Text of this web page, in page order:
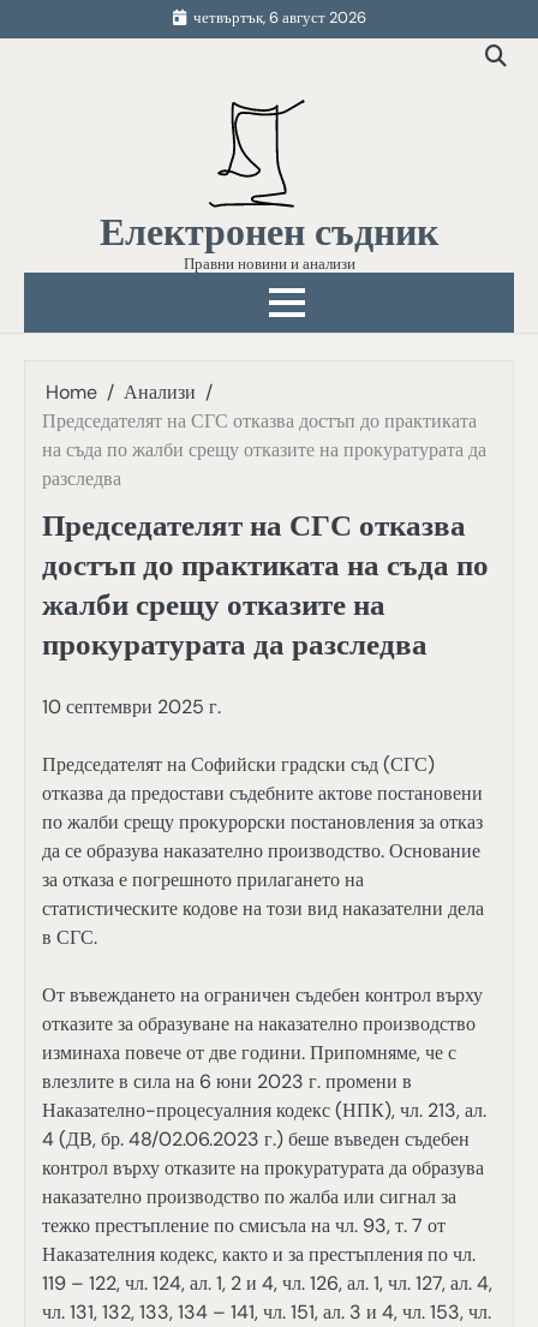
to
четвъртък, 6 август 2026
Електронен съдник
Правни новини и анализи
Home
Анализи
Председателят на СГС отказва достъп до практиката
на съда по жалби срещу отказите на прокуратурата да
разследва
Председателят на СГС отказва
достъп до практиката на съда по
жалби срещу отказите на
прокуратурата да разследва
10 септември 2025 г.
Председателят на Софийски градски съд (СГС)
отказва да предостави съдебните актове постановени
по жалби срещу прокурорски постановления за отказ
да се образува наказателно производство. Основание
за отказа е погрешното прилагането на
статистическите кодове на този вид наказателни дела
в СГС.
От въвеждането на ограничен съдебен контрол върху
отказите за образуване на наказателно производство
изминаха повече от две години. Припомняме, че с
влезлите в сила на 6 юни 2023 г. промени в
Наказателно-процесуалния кодекс (НПК), чл. 213, ал.
4 (ДВ, бр. 48/02.06.2023 г.) беше въведен съдебен
контрол върху отказите на прокуратурата да образува
наказателно производство по жалба или сигнал за
тежко престъпление по смисъла на чл. 93, т. 7 от
Наказателния кодекс, както и за престъпления по чл.
119 – 122, чл. 124, ал. 1, 2 и 4, чл. 126, ал. 1, чл. 127, ал. 4,
чл. 131, 132, 133, 134 – 141, чл. 151, ал. 3 и 4, чл. 153, чл.